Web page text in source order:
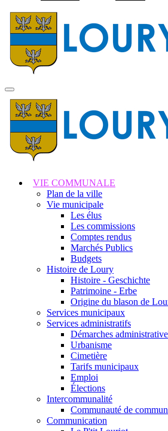
MENU
PRINCIPAL
VIE COMMUNALE
Plan de la ville
Vie municipale
Les élus
Les commissions
Comptes rendus
Marchés Publics
Budgets
Histoire de Loury
Histoire - Geschichte
Patrimoine - Erbe
Origine du blason de
Services municipaux
Services administratifs
Démarches
Urbanisme
Cimetière
Tarifs municipaux
Emploi
Élections
Intercommunalité
Communauté de
Communication